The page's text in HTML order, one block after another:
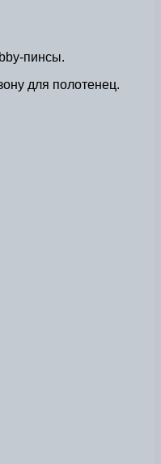
пинсы.
для полотенец.